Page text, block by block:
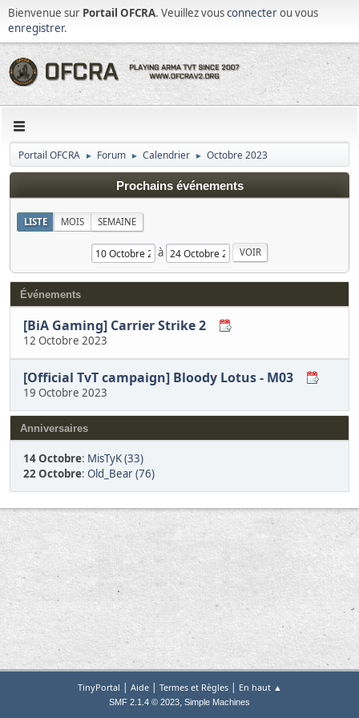
Bienvenue sur Portail OFCRA. Veuillez vousconnecterou vous
enregistrer.
Portail OFCRA ► Forum ► Calendrier ► Octobre 2023
Prochains événements
LISTE MOIS SEMAINE
à
Événements
[BiA Gaming] Carrier Strike 2
12 Octobre 2023
[Official TvT campaign] Bloody Lotus - M03
19 Octobre 2023
Anniversaires
14 Octobre: MisTyK (33)
22 Octobre: Old_Bear (76)
TinyPortal | Aide| Termes et Règles| En haut ▲
SMF 2.1.4 © 2023, Simple Machines